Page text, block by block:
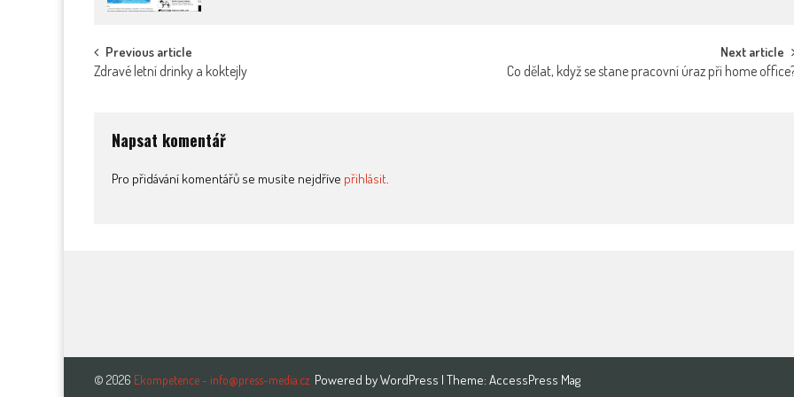
Post
navigation
Previous article
Zdravé letní drinky a koktejly
Next article
Co dělat, když se stane pracovní úraz při home
Napsat komentář
Pro přidávání komentářů se musíte nejdříve přihlásit.
© 2026 Ekompetence - info@press-media.cz Powered byWordPress | Theme: AccessPress Mag